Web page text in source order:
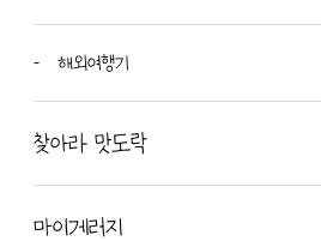
해외여행기
찾아라 맛도락
마이게러지